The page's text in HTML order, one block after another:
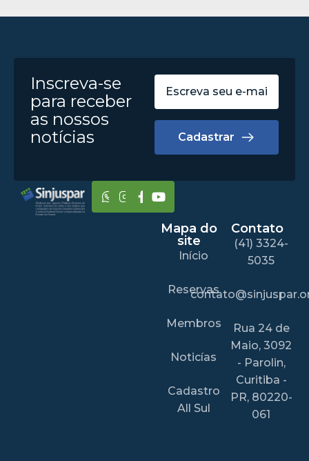
Inscreva-se
para receber
as nossos
notícias
Cadastrar
Mapa do
site
Início
Reservas
Membros
Noticías
Cadastro
All Sul
Contato
(41) 3324-
5035
Rua 24 de
Maio, 3092
- Parolin,
Curitiba -
PR, 80220-
061